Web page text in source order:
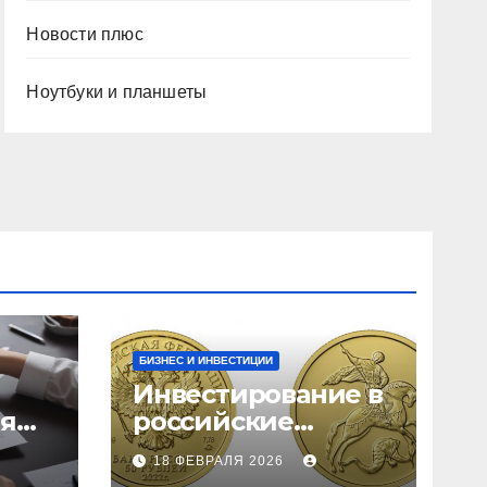
Новости плюс
Ноутбуки и планшеты
БИЗНЕС И ИНВЕСТИЦИИ
Инвестирование в
российские
золотые монеты:
подробное
18 ФЕВРАЛЯ 2026